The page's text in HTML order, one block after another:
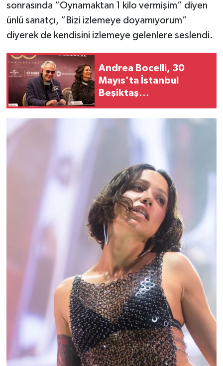
sonrasında “Oynamaktan 1 kilo vermişim” diyen
ünlü sanatçı, “Bizi izlemeye doyamıyorum”
diyerek de kendisini izlemeye gelenlere seslendi.
Andrea Bocelli, 30
Mayıs'ta İstanbul
Beşiktaş